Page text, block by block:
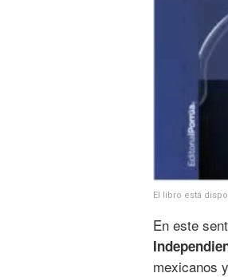
El libro está
En este
mexicanos